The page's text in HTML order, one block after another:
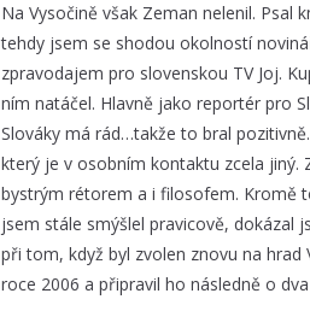
Na Vysočině však Zeman nelenil. Psal
tehdy jsem se shodou okolností
zpravodajem pro slovenskou TV Joj.
ním natáčel. Hlavně jako reportér pro
Slováky má rád…takže to bral
který je v osobním kontaktu zcela jiný.
bystrým rétorem a i filosofem. Kromě
jsem stále smýšlel pravicově, dokázal
při tom, když byl zvolen znovu na
roce 2006 a připravil ho následně o